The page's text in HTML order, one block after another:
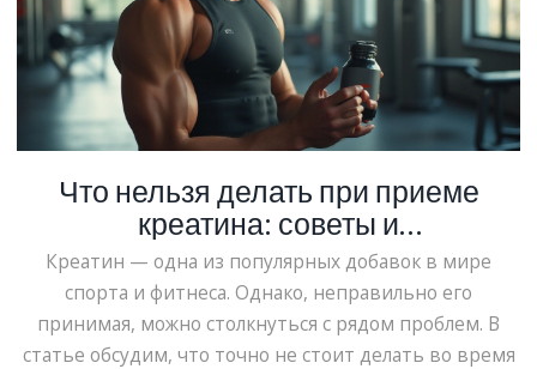
Что нельзя делать при приеме
креатина: советы и
предостережения
Креатин — одна из популярных добавок в мире
спорта и фитнеса. Однако, неправильно его
принимая, можно столкнуться с рядом проблем. В
статье обсудим, что точно не стоит делать во время